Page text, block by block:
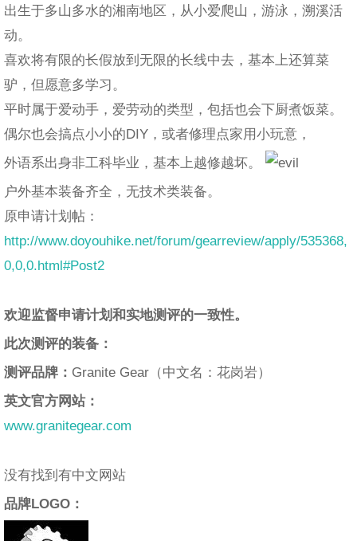
出生于多山多水的湘南地区，从小爱爬山，游泳，溯溪活
动。
喜欢将有限的长假放到无限的长线中去，基本上还算菜
驴，但愿意多学习。
平时属于爱动手，爱劳动的类型，包括也会下厨煮饭菜。
偶尔也会搞点小小的DIY，或者修理点家用小玩意，
外语系出身非工科毕业，基本上越修越坏。
户外基本装备齐全，无技术类装备。
原申请计划帖：
http://www.doyouhike.net/forum/gearreview/apply/535368,
0,0,0.html#Post2
欢迎监督申请计划和实地测评的一致性。
此次测评的装备：
测评品牌： Granite Gear（中文名：花岗岩）
英文官方网站：
www.granitegear.com
没有找到有中文网站
品牌LOGO：